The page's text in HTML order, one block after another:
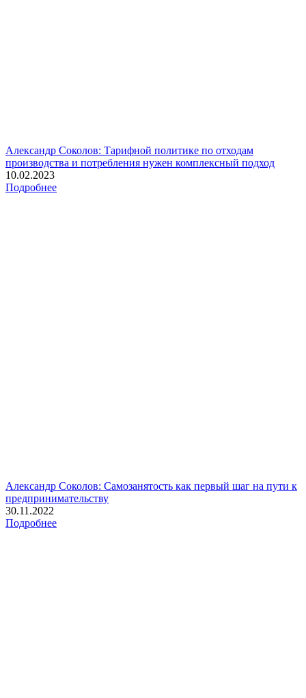
Александр Соколов: Тарифной политике по отходам
производства и потребления нужен комплексный подход
10.02.2023
Подробнее
Александр Соколов: Самозанятость как первый шаг на пути к
предпринимательству
30.11.2022
Подробнее